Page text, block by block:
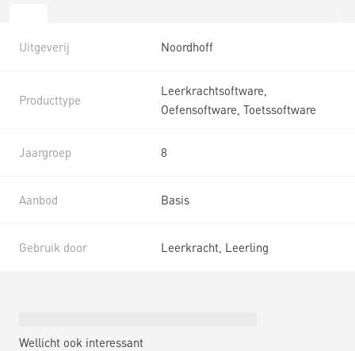
Uitgeverij Noordhoff
Producttype
Leerkrachtsoftware,
Oefensoftware, Toetssoftware
Jaargroep 8
Aanbod Basis
Gebruik door Leerkracht, Leerling
Wellicht ook interessant